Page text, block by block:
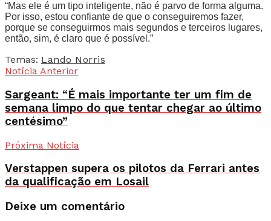
“Mas ele é um tipo inteligente, não é parvo de forma alguma.
Por isso, estou confiante de que o conseguiremos fazer,
porque se conseguirmos mais segundos e terceiros lugares,
então, sim, é claro que é possível.”
Temas: Lando Norris
Notícia Anterior
Sargeant: “É mais importante ter um fim de
semana limpo do que tentar chegar ao último
centésimo”
Próxima Notícia
Verstappen supera os pilotos da Ferrari antes
da qualificação em Losail
Deixe um comentário